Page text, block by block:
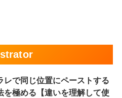
レで同じ位置にペーストする
を極める【違いを理解して使